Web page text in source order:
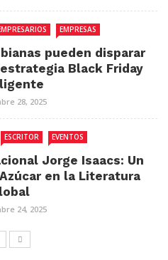
EMPRESAS
pueden disparar
Black Friday
28, 2025
ESCRITOR EVENTOS
Jorge Isaacs: Un
en la Literatura
24, 2025